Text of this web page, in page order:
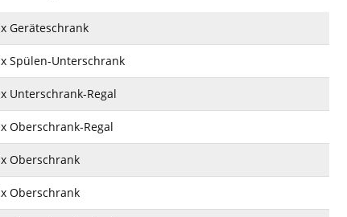
Geräteschrank
Spülen-Unterschrank
Unterschrank-Regal
Oberschrank-Regal
Oberschrank
Oberschrank